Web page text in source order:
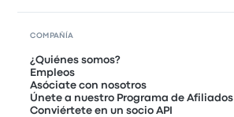
COMPAÑÍA
¿Quiénes somos?
Empleos
Asóciate con nosotros
Únete a nuestro Programa de Afiliados
Conviértete en un socio API